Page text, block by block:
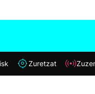
Zuretzat